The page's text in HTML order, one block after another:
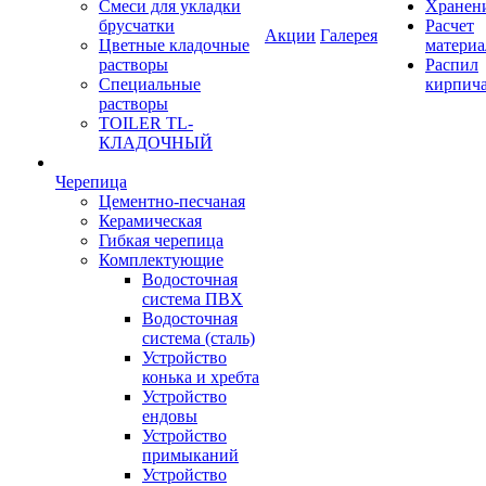
Смеси для укладки
брусчатки
Цветные кладочные
растворы
Специальные
растворы
TOILER TL-
КЛАДОЧНЫЙ
Черепица
Цементно-песчаная
Керамическая
Гибкая черепица
Комплектующие
Водосточная
система ПВХ
Водосточная
система (сталь)
Устройство
конька и хребта
Устройство
ендовы
Устройство
примыканий
Устройство
Акции Галерея
Расчет
Распил